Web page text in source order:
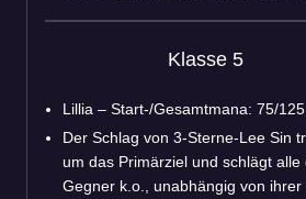
Klasse 5
Lillia – Start-/Gesamtmana: 75/
Der Schlag von 3-Sterne-Lee Sin
um das Primärziel und schlägt
Gegner k.o., unabhängig von ihrer